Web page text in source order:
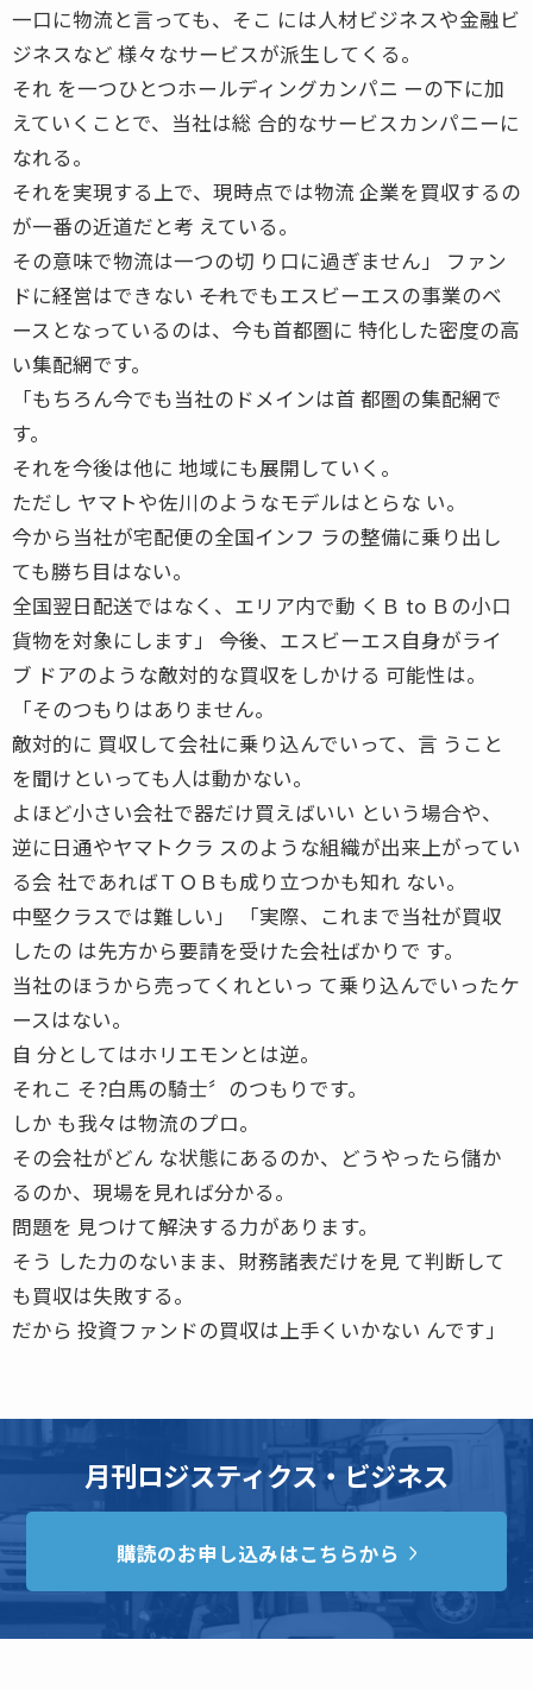
一口に物流と言っても、そこ には人材ビジネスや金融ビ
ジネスなど 様々なサービスが派生してくる。
それ を一つひとつホールディングカンパニ ーの下に加
えていくことで、当社は総 合的なサービスカンパニーに
なれる。
それを実現する上で、現時点では物流 企業を買収するの
が一番の近道だと考 えている。
その意味で物流は一つの切 り口に過ぎません」 ファン
ドに経営はできない ――それでもエスビーエスの事業のベ
ースとなっているのは、今も首都圏に 特化した密度の高
い集配網です。
「もちろん今でも当社のドメインは首 都圏の集配網で
す。
それを今後は他に 地域にも展開していく。
ただし ヤマトや佐川のようなモデルはとらな い。
今から当社が宅配便の全国インフ ラの整備に乗り出し
ても勝ち目はない。
全国翌日配送ではなく、エリア内で動 くＢ to Ｂの小口
貨物を対象にします」 ――今後、エスビーエス自身がライ
ブ ドアのような敵対的な買収をしかける 可能性は。
「そのつもりはありません。
敵対的に 買収して会社に乗り込んでいって、言 うこと
を聞けといっても人は動かない。
よほど小さい会社で器だけ買えばいい という場合や、
逆に日通やヤマトクラ スのような組織が出来上がってい
る会 社であればＴＯＢも成り立つかも知れ ない。
中堅クラスでは難しい」 「実際、これまで当社が買収
したの は先方から要請を受けた会社ばかりで す。
当社のほうから売ってくれといっ て乗り込んでいったケ
ースはない。
自 分としてはホリエモンとは逆。
それこ そ?白馬の騎士〞のつもりです。
しか も我々は物流のプロ。
その会社がどん な状態にあるのか、どうやったら儲か
るのか、現場を見れば分かる。
問題を 見つけて解決する力があります。
そう した力のないまま、財務諸表だけを見 て判断して
も買収は失敗する。
だから 投資ファンドの買収は上手くいかない んです」
月刊ロジスティクス・ビジネス
購読のお申し込みはこちらから